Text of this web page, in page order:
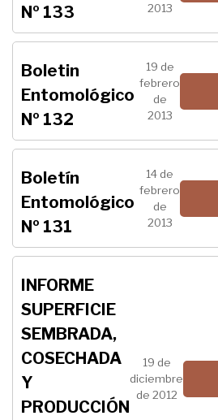
Nº 133
2013
Boletin
Entomológico
Nº 132
19 de
febrero
de
2013
Boletín
Entomológico
Nº 131
14 de
febrero
de
2013
INFORME
SUPERFICIE
SEMBRADA,
COSECHADA
Y
PRODUCCIÓN
19 de
diciembre
de 2012